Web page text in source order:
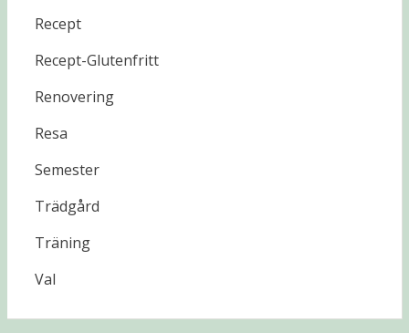
Recept
Recept-Glutenfritt
Renovering
Resa
Semester
Trädgård
Träning
Val